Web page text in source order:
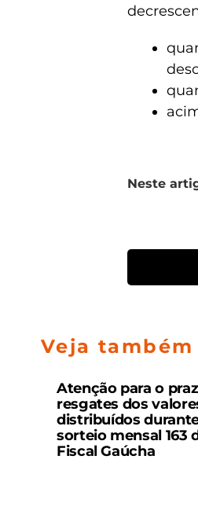
Neste
Veja também
Atenção para o
resgates dos
distribuídos
sorteio mensal 163
Fiscal Gaúcha